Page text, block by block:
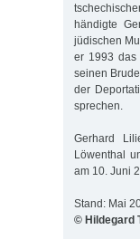
händigte
jüdischen
er 1993 das
seinen
der
sprechen.
Gerhard
Löwenthal
am 10. Juni
Stand: Mai
© Hildegard